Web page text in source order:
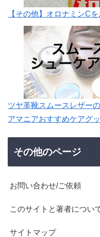
【その他】オロナミンC
ツヤ革靴スムースレザー
アマニアおすすめケアグッ
その他のページ
お問い合わせ/ご依頼
このサイトと著者につい
サイトマップ